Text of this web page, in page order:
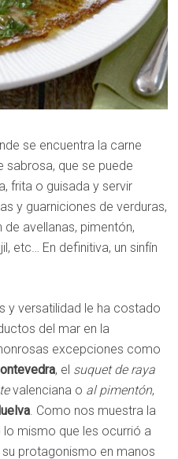
se encuentra la carne
que se puede
frita o guisada y servir
y guarniciones de verduras,
avellanas, pimentón,
etc… En definitiva, un sinfín
y versatilidad le ha costado
del mar en la
excepciones como
, el suquet de raya
valenciana o al pimentón,
. Como nos muestra la
lo mismo que les ocurrió a
protagonismo en manos